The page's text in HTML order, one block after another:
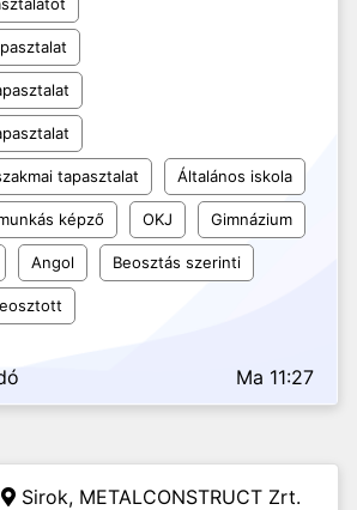
tapasztalat Általános iskola
képző OKJ Gimnázium
Angol Beosztás szerinti
Ma 11:27
Sirok, METALCONSTRUCT Zrt.